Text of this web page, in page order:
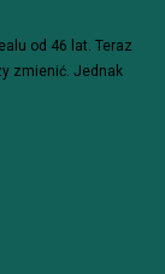
od 46 lat. Teraz
zmienić. Jednak